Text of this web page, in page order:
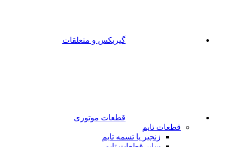
گیربکس و متعلقات
قطعات موتوری
قطعات تایم
زنجیر یا تسمه تایم